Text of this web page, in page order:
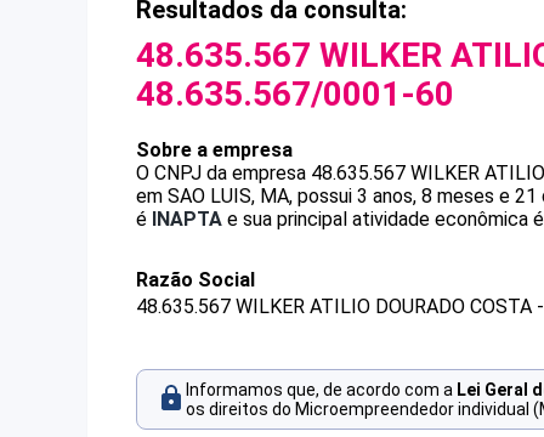
Resultados da consulta:
48.635.567 WILKER
48.635.567/0001-60
Sobre a empresa
O CNPJ da empresa 48.635.567 WILKER
em SAO LUIS, MA, possui 3 anos, 8 meses e
é INAPTA e sua principal atividade econômica
Razão Social
48.635.567 WILKER ATILIO DOURADO COSTA
Informamos que, de acordo com a Lei Geral
os direitos do Microempreendedor individual